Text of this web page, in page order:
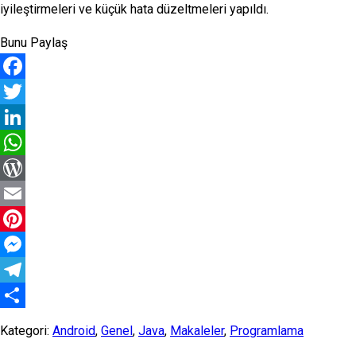
iyileştirmeleri ve küçük hata düzeltmeleri yapıldı.
Bunu Paylaş
Facebook
Twitter
LinkedIn
WhatsApp
WordPress
Email
Pinterest
Messenger
Telegram
Kategori: Android, Genel, Java, Makaleler, Programlama